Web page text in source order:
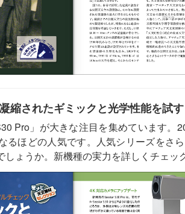
されたギミックと光学性能を試
Pro」が大きな注目を集めています。
るほどの人気です。人気シリーズをさ
ょうか。新機種の実力を詳しくチェッ